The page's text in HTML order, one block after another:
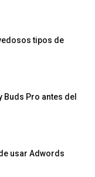
tipos de
Buds Pro antes del
usar Adwords